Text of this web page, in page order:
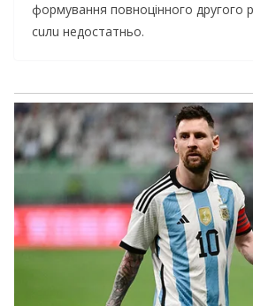
формувaння повноцiнного другого
сuлu нeдостaтньо.